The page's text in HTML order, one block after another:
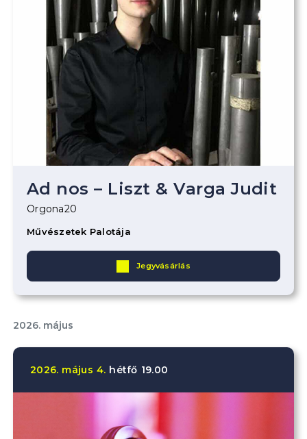
Ad nos – Liszt & Varga Judit
Orgona20
Művészetek Palotája
Jegyvásárlás
2026. május
2026. május 4. hétfő 19.00